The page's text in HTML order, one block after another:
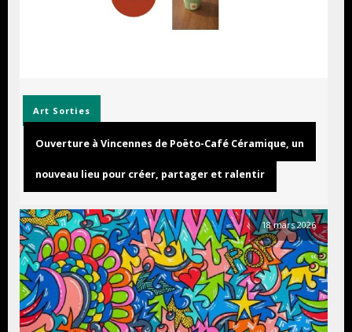
Art Sorties
Ouverture à Vincennes de Poëto-Café Céramique, un
nouveau lieu pour créer, partager et ralentir
18 mars 2026